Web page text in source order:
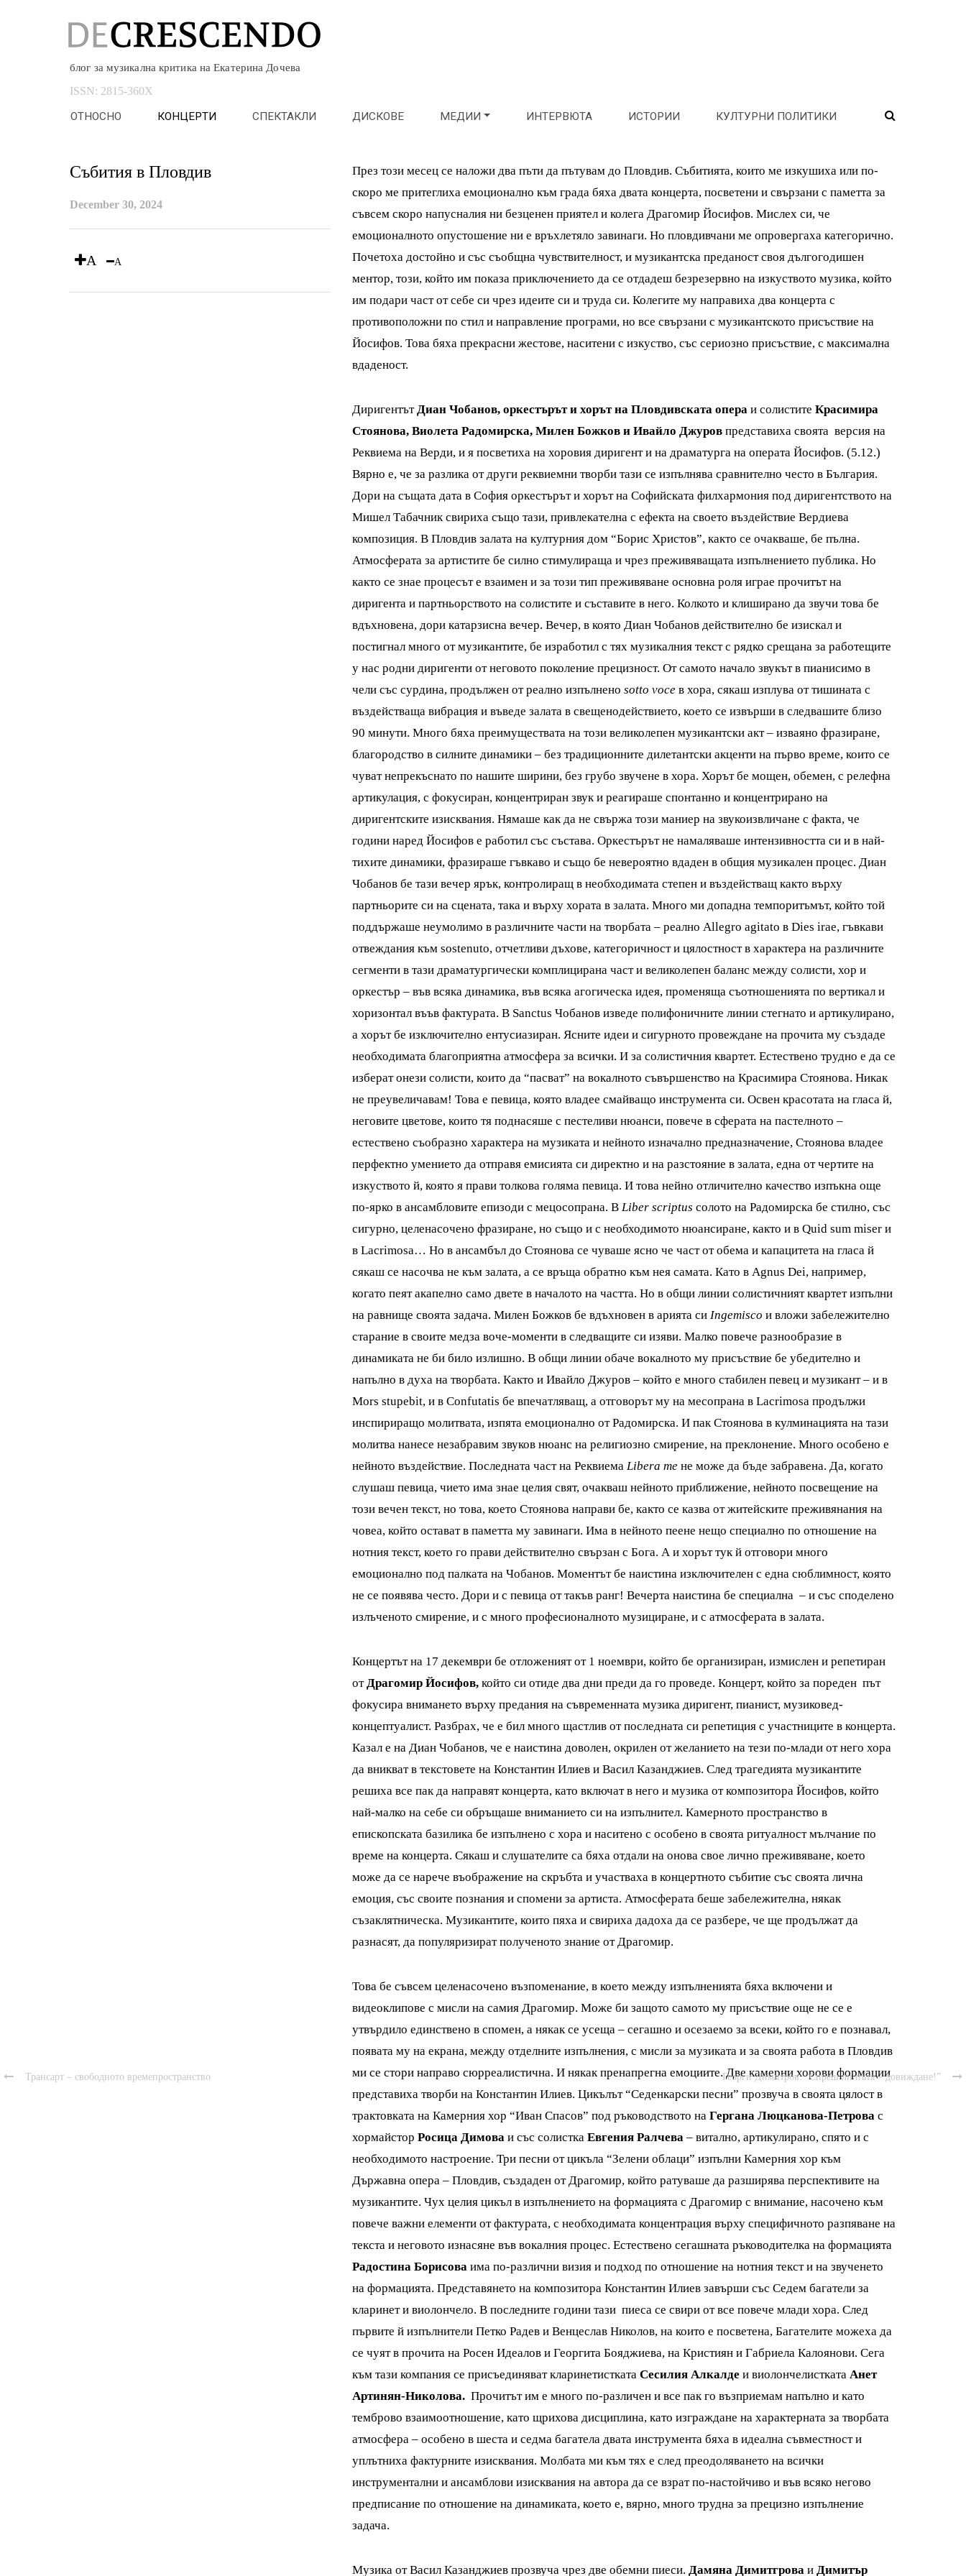
блог за музикална критика на Екатерина Дочева
ISSN: 2815-360X
ОТНОСНО КОНЦЕРТИ СПЕКТАКЛИ ДИСКОВЕ МЕДИИ ИНТЕРВЮТА ИСТОРИИ КУЛТУРНИ ПОЛИТИКИ
Събития в Пловдив
December 30, 2024
A A
 Трансарт – свободното времепространство 
Георги Димитров: “Спреш ли пътя – довиждане!”
През този месец се наложи два пъти да пътувам до Пловдив. Събитията, които ме изкушиха или по-
скоро ме притеглиха емоционално към града бяха двата концерта, посветени и свързани с паметта за
съвсем скоро напусналия ни безценен приятел и колега Драгомир Йосифов. Мислех си, че
емоционалното опустошение ни е връхлетяло завинаги. Но пловдивчани ме опровергаха категорично.
Почетоха достойно и със съобщна чувствителност, и музикантска преданост своя дългогодишен
ментор, този, който им показа приключението да се отдадеш безрезервно на изкуството музика, който
им подари част от себе си чрез идеите си и труда си. Колегите му направиха два концерта с
противоположни по стил и направление програми, но все свързани с музикантското присъствие на
Йосифов. Това бяха прекрасни жестове, наситени с изкуство, със сериозно присъствие, с максимална
вдаденост.
ДиригентътДиан Чобанов, оркестърът и хорът на Пловдивската опера и солиститеКрасимира
Стоянова, Виолета Радомирска, Милен Божков и Ивайло Джуров представиха своята версия на
Реквиема на Верди, и я посветиха на хоровия диригент и на драматурга на операта Йосифов. (5.12.)
Вярно е, че за разлика от други реквиемни творби тази се изпълнява сравнително често в България.
Дори на същата дата в София оркестърът и хорът на Софийската филхармония под диригентството на
Мишел Табачник свириха също тази, привлекателна с ефекта на своето въздействие Вердиева
композиция. В Пловдив залата на културния дом “Борис Христов”, както се очакваше, бе пълна.
Атмосферата за артистите бе силно стимулираща и чрез преживяващата изпълнението публика. Но
както се знае процесът е взаимен и за този тип преживяване основна роля играе прочитът на
диригента и партньорството на солистите и съставите в него. Колкото и клиширано да звучи това бе
вдъхновена, дори катарзисна вечер. Вечер, в която Диан Чобанов действително бе изискал и
постигнал много от музикантите, бе изработил с тях музикалния текст с рядко срещана за работещите
у нас родни диригенти от неговото поколение прецизност. От самото начало звукът в пианисимо в
чели със сурдина, продължен от реално изпълненоsotto voce в хора, сякаш изплува от тишината с
въздействаща вибрация и въведе залата в свещенодействието, което се извърши в следвашите близо
90 минути. Много бяха преимуществата на този великолепен музикантски акт – изваяно фразиране,
благородство в силните динамики – без традиционните дилетантски акценти на първо време, които се
чуват непрекъснато по нашите ширини, без грубо звучене в хора. Хорът бе мощен, обемен, с релефна
артикулация, с фокусиран, концентриран звук и реагираше спонтанно и концентрирано на
диригентските изисквания. Нямаше как да не свържа този маниер на звукоизвличане с факта, че
години наред Йосифов е работил със състава. Оркестърът не намаляваше интензивността си и в най-
тихите динамики, фразираше гъвкаво и също бе невероятно вдаден в общия музикален процес. Диан
Чобанов бе тази вечер ярък, контролиращ в необходимата степен и въздействащ както върху
партньорите си на сцената, така и върху хората в залата. Много ми допадна темпоритъмът, който той
поддържаше неумолимо в различните части на творбата – реално Allegro agitato в Dies irae, гъвкави
отвеждания към sostenuto, отчетливи дъхове, категоричност и цялостност в характера на различните
сегменти в тази драматургически комплицирана част и великолепен баланс между солисти, хор и
оркестър – във всяка динамика, във всяка агогическа идея, променяща съотношенията по вертикал и
хоризонтал въъв фактурата. В Sanctus Чобанов изведе полифоничните линии стегнато и артикулирано,
а хорът бе изключително ентусиазиран. Ясните идеи и сигурното провеждане на прочита му създаде
необходимата благоприятна атмосфера за всички. И за солистичния квартет. Естествено трудно е да се
изберат онези солисти, които да “пасват” на вокалното съвършенство на Красимира Стоянова. Никак
не преувеличавам! Това е певица, която владее смайващо инструмента си. Освен красотата на гласа й,
неговите цветове, които тя поднасяше с пестеливи нюанси, повече в сферата на пастелното –
естествено съобразно характера на музиката и нейното изначално предназначение, Стоянова владее
перфектно умението да отправя емисията си директно и на разстояние в залата, една от чертите на
изкуството й, която я прави толкова голяма певица. И това нейно отличително качество изпъкна още
по-ярко в ансамбловите епизоди с мецосопрана. В Liber scriptus солото на Радомирска бе стилно, със
сигурно, целенасочено фразиране, но също и с необходимото нюансиране, както и в Quid sum miser и
в Lacrimosa… Но в ансамбъл до Стоянова се чуваше ясно че част от обема и капацитета на гласа й
сякаш се насочва не към залата, а се връща обратно към нея самата. Като в Agnus Dei, например,
когато пеят акапелно само двете в началото на частта. Но в общи линии солистичният квартет изпълни
на равнище своята задача. Милен Божков бе вдъхновен в арията си Ingemiscoи вложи забележително
старание в своите медза воче-моменти в следващите си изяви. Малко повече разнообразие в
динамиката не би било излишно. В общи линии обаче вокалното му присъствие бе убедително и
напълно в духа на творбата. Както и Ивайло Джуров – който е много стабилен певец и музикант – и в
Mors stupebit, и в Confutatis бе впечатляващ, а отговорът му на месопрана в Lacrimosa продължи
инспириращо молитвата, изпята емоционално от Радомирска. И пак Стоянова в кулминацията на тази
молитва нанесе незабравим звуков нюанс на религиозно смирение, на преклонение. Много особено е
нейното въздействие. Последната част на Реквиема Libera meне може да бъде забравена. Да, когато
слушаш певица, чието има знае целия свят, очакваш нейното приближение, нейното посвещение на
този вечен текст, но това, което Стоянова направи бе, както се казва от житейските преживянания на
човеа, който остават в паметта му завинаги. Има в нейното пеене нещо специално по отношение на
нотния текст, което го прави действително свързан с Бога. А и хорът тук й отговори много
емоционално под палката на Чобанов. Моментът бе наистина изключителен с една сюблимност, която
не се появява често. Дори и с певица от такъв ранг! Вечерта наистина бе специална – и със споделено
излъченото смирение, и с много професионалното музициране, и с атмосферата в залата.
Концертът на 17 декември бе отложеният от 1 ноември, който бе организиран, измислен и репетиран
от Драгомир Йосифов, който си отиде два дни преди да го проведе. Концерт, който за пореден път
фокусира внимането върху предания на съвременната музика диригент, пианист, музиковед-
концептуалист. Разбрах, че е бил много щастлив от последната си репетиция с участниците в концерта.
Казал е на Диан Чобанов, че е наистина доволен, окрилен от желанието на тези по-млади от него хора
да вникват в текстовете на Константин Илиев и Васил Казанджиев. След трагедията музикантите
решиха все пак да направят концерта, като включат в него и музика от композитора Йосифов, който
най-малко на себе си обръщаше вниманието си на изпълнител. Камерното пространство в
епископската базилика бе изпълнено с хора и наситено с особено в своята ритуалност мълчание по
време на концерта. Сякаш и слушателите са бяха отдали на онова свое лично преживяване, което
може да се нарече въображение на скръбта и участваха в концертното събитие със своята лична
емоция, със своите познания и спомени за артиста. Атмосферата беше забележителна, някак
съзаклятническа. Музикантите, които пяха и свириха дадоха да се разбере, че ще продължат да
разнасят, да популяризират полученото знание от Драгомир.
Това бе съвсем целенасочено възпоменание, в което между изпълненията бяха включени и
видеоклипове с мисли на самия Драгомир. Може би защото самото му присъствие още не се е
утвърдило единствено в спомен, а някак се усеща – сегашно и осезаемо за всеки, който го е познавал,
появата му на екрана, между отделните изпълнения, с мисли за музиката и за своята работа в Пловдив
ми се стори направо сюрреалистична. И някак пренапрегна емоциите. Две камерни хорови формации
представиха творби на Константин Илиев. Цикълът “Седенкарски песни” прозвуча в своята цялост в
трактовката на Камерния хор “Иван Спасов” под ръководството наГергана Люцканова-Петрова с
хормайсторРосица Димова и със солисткаЕвгения Ралчева – витално, артикулирано, спято и с
необходимото настроение. Три песни от цикъла “Зелени облаци” изпълни Камерния хор към
Държавна опера – Пловдив, създаден от Драгомир, който ратуваше да разширява перспективите на
музикантите. Чух целия цикъл в изпълнението на формацията с Драгомир с внимание, насочено към
повече важни елементи от фактурата, с необходимата концентрация върху специфичното разпяване на
текста и неговото изнасяне във вокалния процес. Естествено сегашната ръководителка на формацията
Радостина Борисова има по-различни визия и подход по отношение на нотния текст и на звученето
на формацията. Представянето на композитора Константин Илиев завърши със Седем багатели за
кларинет и виолончело. В последните години тази пиеса се свири от все повече млади хора. След
първите й изпълнители Петко Радев и Венцеслав Николов, на които е посветена, Багателите можеха да
се чуят в прочита на Росен Идеалов и Георгита Бояджиева, на Кристиян и Габриела Калоянови. Сега
към тази компания се присъединяват кларинетисткатаСесилия Алкалде и виолончелистката Анет
Артинян-Николова.Прочитът им е много по-различен и все пак го възприемам напълно и като
темброво взаимоотношение, като щрихова дисциплина, като изграждане на характерната за творбата
атмосфера – особено в шеста и седма багатела двата инструмента бяха в идеална съвместност и
уплътниха фактурните изисквания. Молбата ми към тях е след преодоляването на всички
инструментални и ансамблови изисквания на автора да се взрат по-настойчиво и във всяко негово
предписание по отношение на динамиката, което е, вярно, много трудна за прецизно изпълнение
задача.
Музика от Васил Казанджиев прозвуча чрез две обемни пиеси. Дамяна Димитгрова и Димитър